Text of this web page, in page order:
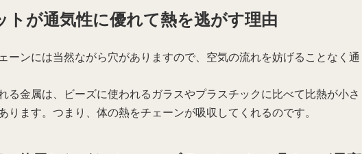
トが通気性に優れて熱を逃がす理由
ーンには当然ながら穴がありますので、空気の流れを妨げることなく通
る金属は、ビーズに使われるガラスやプラスチックに比べて比熱が小さ
ります。つまり、体の熱をチェーンが吸収してくれるのです。